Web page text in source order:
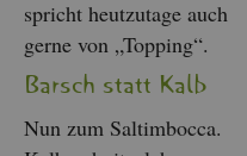
spricht heut­zu­ta­ge auch
gerne von „Top­ping“.
Barsch statt Kalb
Nun zum Sal­tim­boc­ca.